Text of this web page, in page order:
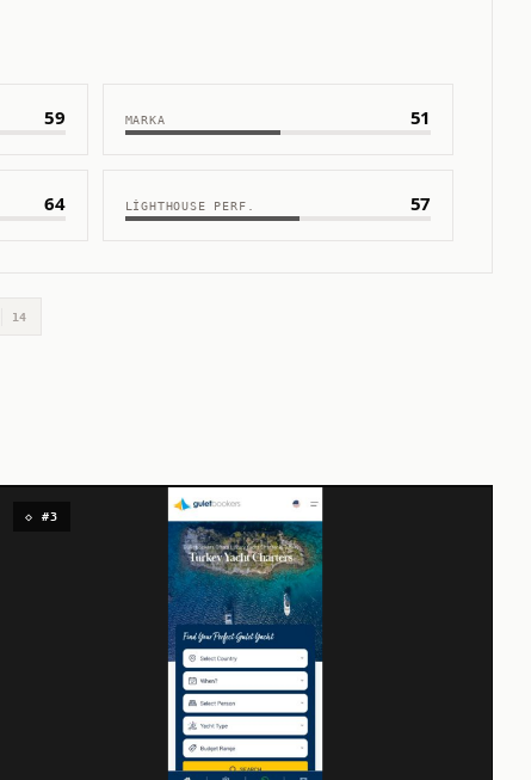
59 MARKA 51
64 LIGHTHOUSE PERF. 57
14
◇ #3